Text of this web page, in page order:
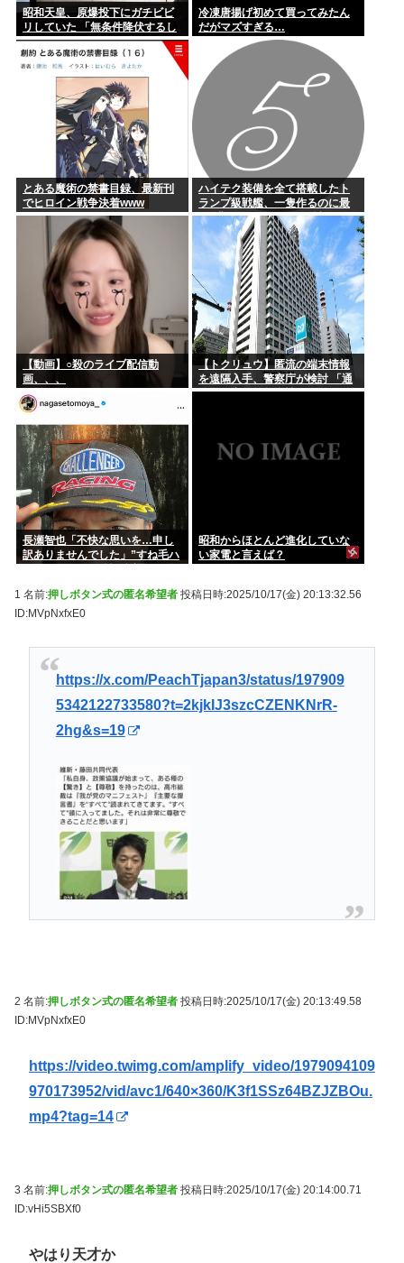
昭和天皇、原爆投下にガチビビ
リしていた 「無条件降伏するし
かないんよ 」
冷凍唐揚げ初めて買ってみたん
だがマズすぎる…
とある魔術の禁書目録、最新刊
でヒロイン戦争決着www
ハイテク装備を全て搭載したト
ランプ級戦艦、一隻作るのに最
低4兆円かかりいきなり詰む
【動画】○殺のライブ配信動
画、、、
【トクリュウ】匿流の端末情報
を遠隔入手、警察庁が検討 「通
信の秘密」と整合性は
長瀬智也「不快な思いを…申し
訳ありませんでした」”すね毛ハ
昭和からほとんど進化していな
い家電と言えば？
1 名前:押しボタン式の匿名希望者 投稿日時:2025/10/17(金) 20:13:32.56
ID:MVpNxfxE0
https://x.com/PeachTjapan3/status/197909
5342122733580?t=2kjkIJ3szcCZENKNrR-
2hg&s=19
2 名前:押しボタン式の匿名希望者 投稿日時:2025/10/17(金) 20:13:49.58
ID:MVpNxfxE0
https://video.twimg.com/amplify_video/1979094109
970173952/vid/avc1/640×360/K3f1SSz64BZJZBOu.
mp4?tag=14
3 名前:押しボタン式の匿名希望者 投稿日時:2025/10/17(金) 20:14:00.71
ID:vHi5SBXf0
やはり天才か